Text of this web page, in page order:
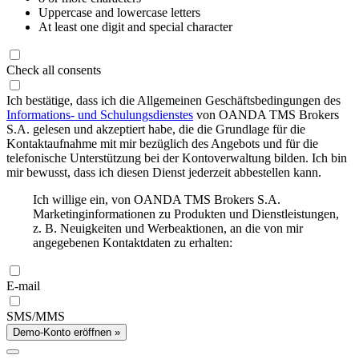
Uppercase and lowercase letters
At least one digit and special character
Check all consents
Ich bestätige, dass ich die Allgemeinen Geschäftsbedingungen des
Informations- und Schulungsdienstes von OANDA TMS Brokers
S.A. gelesen und akzeptiert habe, die die Grundlage für die
Kontaktaufnahme mit mir bezüglich des Angebots und für die
telefonische Unterstützung bei der Kontoverwaltung bilden. Ich bin
mir bewusst, dass ich diesen Dienst jederzeit abbestellen kann.
Ich willige ein, von OANDA TMS Brokers S.A.
Marketinginformationen zu Produkten und Dienstleistungen,
z. B. Neuigkeiten und Werbeaktionen, an die von mir
angegebenen Kontaktdaten zu erhalten:
E-mail
SMS/MMS
Demo-Konto eröffnen »